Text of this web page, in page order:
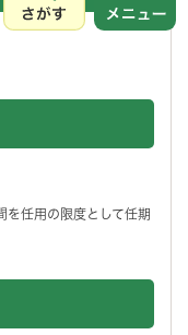
任用の限度として任期